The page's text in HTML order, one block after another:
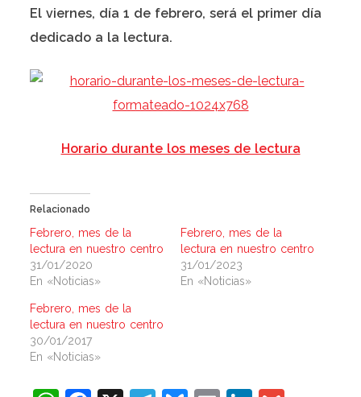
El viernes, día 1 de febrero, será el primer día
dedicado a la lectura.
Horario durante los meses de lectura
Relacionado
Febrero, mes de la
lectura en nuestro centro
31/01/2020
En «Noticias»
Febrero, mes de la
lectura en nuestro centro
31/01/2023
En «Noticias»
Febrero, mes de la
lectura en nuestro centro
30/01/2017
En «Noticias»